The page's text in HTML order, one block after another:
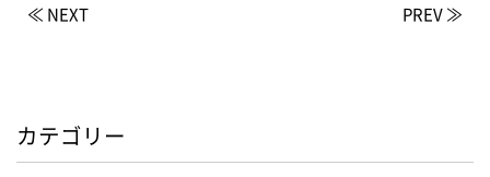
≪ NEXT PREV ≫
カテゴリー